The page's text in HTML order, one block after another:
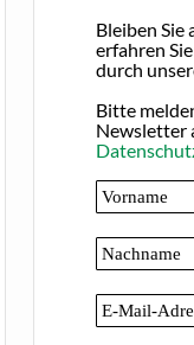
Bleiben Sie
erfahren
durch
Bitte
Newsletter